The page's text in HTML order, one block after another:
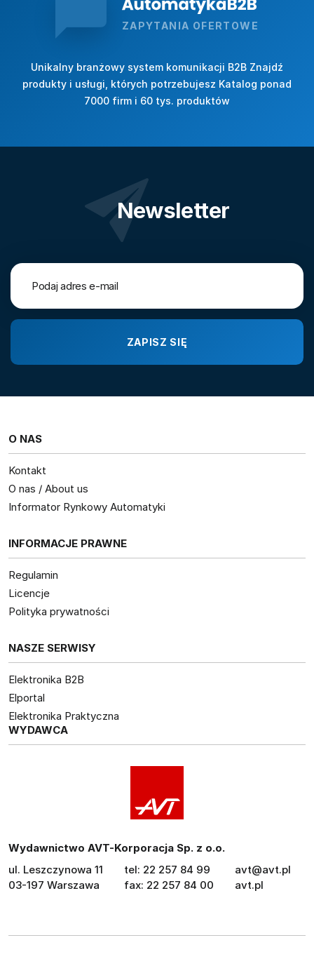
ZAPYTANIA OFERTOWE
Unikalny branżowy system komunikacji B2B Znajdź
produkty i usługi, których potrzebujesz Katalog ponad
7000 firm i 60 tys. produktów
Newsletter
O NAS
Kontakt
O nas / About us
Informator Rynkowy Automatyki
INFORMACJE PRAWNE
Regulamin
Licencje
Polityka prywatności
NASZE SERWISY
Elektronika B2B
Elportal
Elektronika Praktyczna
WYDAWCA
Wydawnictwo AVT-Korporacja Sp. z o.o.
ul. Leszczynowa 11
03-197 Warszawa
tel: 22 257 84 99
fax: 22 257 84 00
avt@avt.pl
avt.pl